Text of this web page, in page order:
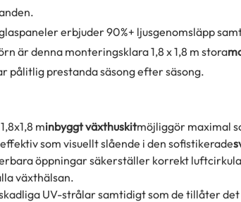
erbjuder 90%+ ljusgenomsläpp
är denna monteringsklara 1,8 x 1,8 m stora
pålitlig prestanda säsong efter säsong.
minbyggt växthuskitmöjliggör maximal
som visuellt slående i den sofistikerade
öppningar säkerställer korrekt
växthälsan.
UV-strålar samtidigt som de tillåter